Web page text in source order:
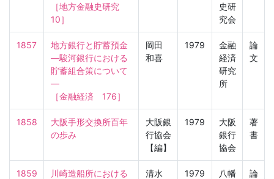
［地方金融史研究
10］
史研
究会
1857
地方銀行と貯蓄預金
—駿河銀行における
貯蓄組合策について
—
［金融経済　176］
岡田
和喜
1979
金融
経済
研究
所
論
文
1858
大阪手形交換所百年
の歩み
大阪銀
行協会
【編】
1979
大阪
銀行
協会
著
書
1859 川崎造船所における 清水 1979 八幡 論